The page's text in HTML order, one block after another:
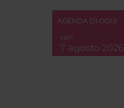
AGENDA DI OGGI
ven
7 agosto 2026